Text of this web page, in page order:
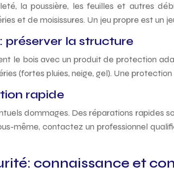
la poussière, les feuilles et autres
et de moisissures. Un jeu propre est un
préserver la structure
le bois avec un produit de protection
(fortes pluies, neige, gel). Une
rapide
dommages. Des réparations rapides
même, contactez un professionnel
connaissance et